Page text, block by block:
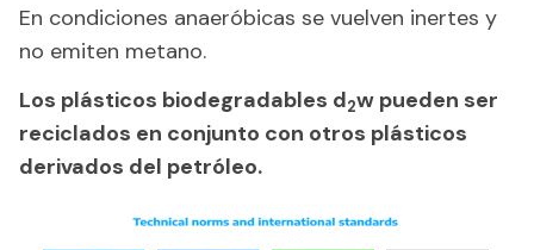
En condiciones anaeróbicas se vuelven inertes y
no emiten metano.
Los plásticos biodegradables d2w pueden ser
reciclados en conjunto con otros plásticos
derivados del petróleo.